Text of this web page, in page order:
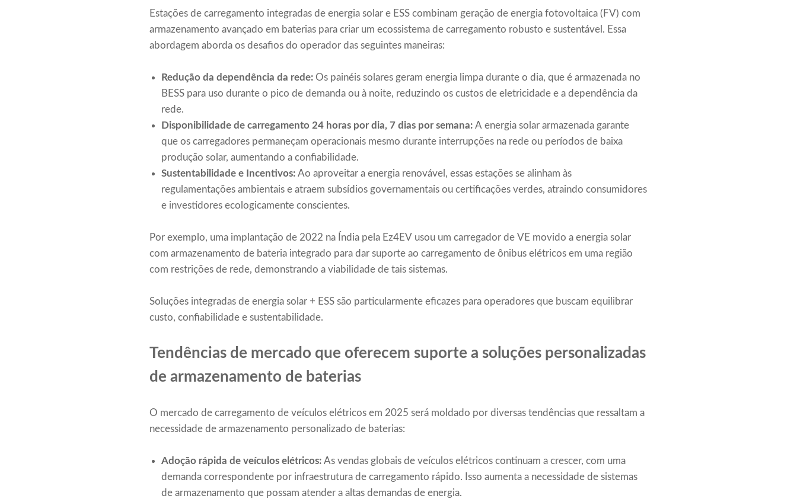
Estações de carregamento integradas de energia solar e ESS combinam geração de energia fotovoltaica (FV) com
armazenamento avançado em baterias para criar um ecossistema de carregamento robusto e sustentável. Essa
abordagem aborda os desafios do operador das seguintes maneiras:
Redução da dependência da rede: Os painéis solares geram energia limpa durante o dia, que é armazenada no
BESS para uso durante o pico de demanda ou à noite, reduzindo os custos de eletricidade e a dependência da
rede.
Disponibilidade de carregamento 24 horas por dia, 7 dias por semana: A energia solar armazenada garante
que os carregadores permaneçam operacionais mesmo durante interrupções na rede ou períodos de baixa
produção solar, aumentando a confiabilidade.
Sustentabilidade e Incentivos: Ao aproveitar a energia renovável, essas estações se alinham às
regulamentações ambientais e atraem subsídios governamentais ou certificações verdes, atraindo consumidores
e investidores ecologicamente conscientes.
Por exemplo, uma implantação de 2022 na Índia pela Ez4EV usou um carregador de VE movido a energia solar
com armazenamento de bateria integrado para dar suporte ao carregamento de ônibus elétricos em uma região
com restrições de rede, demonstrando a viabilidade de tais sistemas.
Soluções integradas de energia solar + ESS são particularmente eficazes para operadores que buscam equilibrar
custo, confiabilidade e sustentabilidade.
Tendências de mercado que oferecem suporte a soluções personalizadas
de armazenamento de baterias
O mercado de carregamento de veículos elétricos em 2025 será moldado por diversas tendências que ressaltam a
necessidade de armazenamento personalizado de baterias:
Adoção rápida de veículos elétricos: As vendas globais de veículos elétricos continuam a crescer, com uma
demanda correspondente por infraestrutura de carregamento rápido. Isso aumenta a necessidade de sistemas
de armazenamento que possam atender a altas demandas de energia.